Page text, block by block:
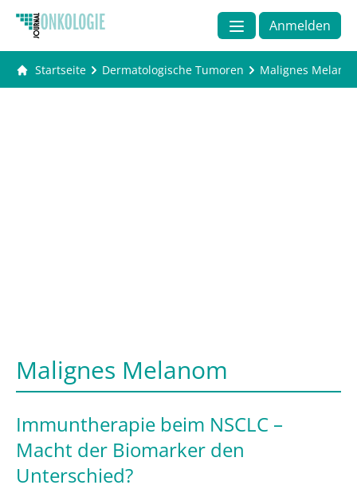
Anmelden
Startseite Dermatologische Tumoren Malignes
Malignes Melanom
Immuntherapie beim NSCLC –
Macht der Biomarker den
Unterschied?